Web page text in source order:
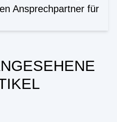
Ansprechpartner für